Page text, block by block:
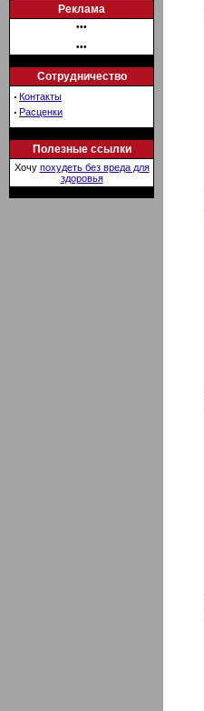
Реклама
•••
•••
Сотрудничество
· Контакты
· Расценки
Полезные ссылки
Хочу похудеть без вреда для
здоровья